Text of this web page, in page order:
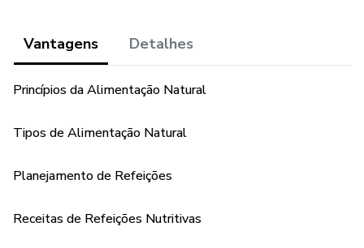
saudável e menos processada em comparação às rações
Vantagens Detalhes
Princípios da Alimentação Natural
Tipos de Alimentação Natural
Planejamento de Refeições
Receitas de Refeições Nutritivas